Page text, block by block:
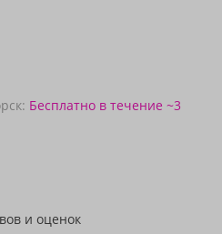
Бесплатно в течение ~3
и оценок